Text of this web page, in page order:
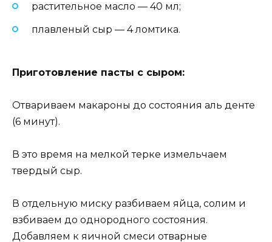
растительное масло — 40 мл;
плавленый сыр — 4 ломтика.
Приготовление пасты с сыром:
Отвариваем макароны до состояния аль денте
(6 минут).
В это время на мелкой терке измельчаем
твердый сыр.
В отдельную миску разбиваем яйца, солим и
взбиваем до однородного состояния.
Добавляем к яичной смеси отварные